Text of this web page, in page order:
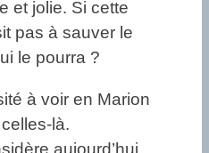
et jolie. Si cette
pas à sauver le
le pourra ?
à voir en Marion
là.
aujourd’hui